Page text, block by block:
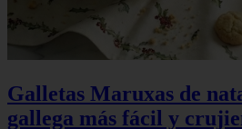
Galletas Maruxas de
gallega más fácil y